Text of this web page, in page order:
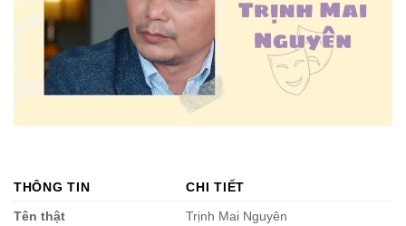
THÔNG TIN
CHI TIẾT
Tên thật
Trịnh Mai Nguyên